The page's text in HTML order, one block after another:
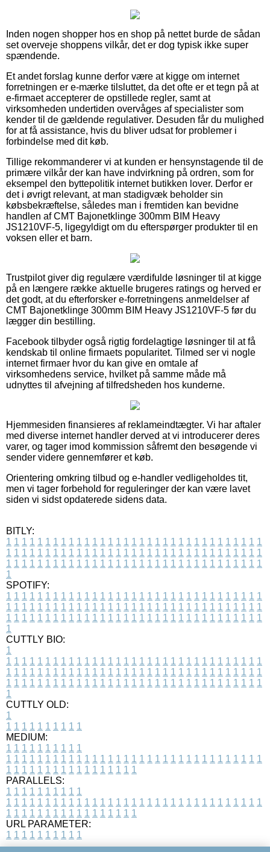
Inden nogen shopper hos en shop på nettet burde de sådan
set overveje shoppens vilkår, det er dog typisk ikke super
spændende.
Et andet forslag kunne derfor være at kigge om internet
forretningen er e-mærke tilsluttet, da det ofte er et tegn på at
e-firmaet accepterer de opstillede regler, samt at
virksomheden undertiden overvåges af specialister som
kender til de gældende regulativer. Desuden får du mulighed
for at få assistance, hvis du bliver udsat for problemer i
forbindelse med dit køb.
Tillige rekommanderer vi at kunden er hensynstagende til de
primære vilkår der kan have indvirkning på ordren, som for
eksempel den byttepolitik internet butikken lover. Derfor er
det i øvrigt relevant, at man stadigvæk beholder sin
købsbekræftelse, således man i fremtiden kan bevidne
handlen af CMT Bajonetklinge 300mm BIM Heavy
JS1210VF-5, ligegyldigt om du efterspørger produkter til en
voksen eller et barn.
Trustpilot giver dig regulære værdifulde løsninger til at kigge
på en længere række aktuelle brugeres ratings og herved er
det godt, at du efterforsker e-forretningens anmeldelser af
CMT Bajonetklinge 300mm BIM Heavy JS1210VF-5 før du
lægger din bestilling.
Facebook tilbyder også rigtig fordelagtige løsninger til at få
kendskab til online firmaets popularitet. Tilmed ser vi nogle
internet firmaer hvor du kan give en omtale af
virksomhedens service, hvilket på samme måde må
udnyttes til afvejning af tilfredsheden hos kunderne.
Hjemmesiden finansieres af reklameindtægter. Vi har aftaler
med diverse internet handler derved at vi introducerer deres
varer, og tager imod kommission såfremt den besøgende vi
sender videre gennemfører et køb.
Orientering omkring tilbud og e-handler vedligeholdes tit,
men vi tager forbehold for reguleringer der kan være lavet
siden vi sidst opdaterede sidens data.
BITLY:
1 1 1 1 1 1 1 1 1 1 1 1 1 1 1 1 1 1 1 1 1 1 1 1 1 1 1 1 1 1 1 1 1
1 1 1 1 1 1 1 1 1 1 1 1 1 1 1 1 1 1 1 1 1 1 1 1 1 1 1 1 1 1 1 1 1
1 1 1 1 1 1 1 1 1 1 1 1 1 1 1 1 1 1 1 1 1 1 1 1 1 1 1 1 1 1 1 1 1
1
SPOTIFY:
1 1 1 1 1 1 1 1 1 1 1 1 1 1 1 1 1 1 1 1 1 1 1 1 1 1 1 1 1 1 1 1 1
1 1 1 1 1 1 1 1 1 1 1 1 1 1 1 1 1 1 1 1 1 1 1 1 1 1 1 1 1 1 1 1 1
1 1 1 1 1 1 1 1 1 1 1 1 1 1 1 1 1 1 1 1 1 1 1 1 1 1 1 1 1 1 1 1 1
1
CUTTLY BIO:
1
1 1 1 1 1 1 1 1 1 1 1 1 1 1 1 1 1 1 1 1 1 1 1 1 1 1 1 1 1 1 1 1 1
1 1 1 1 1 1 1 1 1 1 1 1 1 1 1 1 1 1 1 1 1 1 1 1 1 1 1 1 1 1 1 1 1
1 1 1 1 1 1 1 1 1 1 1 1 1 1 1 1 1 1 1 1 1 1 1 1 1 1 1 1 1 1 1 1 1
1
CUTTLY OLD:
1
1 1 1 1 1 1 1 1 1 1
MEDIUM:
1 1 1 1 1 1 1 1 1 1
1 1 1 1 1 1 1 1 1 1 1 1 1 1 1 1 1 1 1 1 1 1 1 1 1 1 1 1 1 1 1 1 1
1 1 1 1 1 1 1 1 1 1 1 1 1 1 1 1 1
PARALLELS:
1 1 1 1 1 1 1 1 1 1
1 1 1 1 1 1 1 1 1 1 1 1 1 1 1 1 1 1 1 1 1 1 1 1 1 1 1 1 1 1 1 1 1
1 1 1 1 1 1 1 1 1 1 1 1 1 1 1 1 1
URL PARAMETER:
1 1 1 1 1 1 1 1 1 1